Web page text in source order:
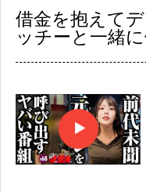
借金を抱えて
ッチーと一緒